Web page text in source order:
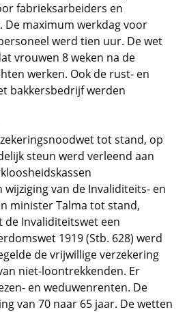
fabrieksarbeiders en
De maximum werkdag voor
werd tien uur. De wet
vrouwen 8 weken na de
werken. Ook de rust- en
bakkersbedrijf werden
tot stand, op
steun werd verleend aan
wijziging van de Invaliditeits- en
minister Talma tot stand,
Invaliditeitswet een
1919 (Stb. 628) werd
de vrijwillige verzekering
niet-loontrekkenden. Er
en weduwenrenten. De
van 70 naar 65 jaar. De wetten